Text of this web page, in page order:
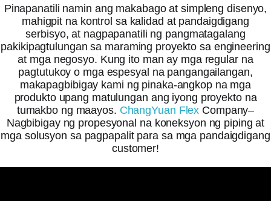
Pinapanatili namin ang makabago at simpleng disenyo,
mahigpit na kontrol sa kalidad at pandaigdigang
serbisyo, at nagpapanatili ng pangmatagalang
pakikipagtulungan sa maraming proyekto sa engineering
at mga negosyo. Kung ito man ay mga regular na
pagtutukoy o mga espesyal na pangangailangan,
makapagbibigay kami ng pinaka-angkop na mga
produkto upang matulungan ang iyong proyekto na
tumakbo ng maayos. ChangYuan Flex Company–
Nagbibigay ng propesyonal na koneksyon ng piping at
mga solusyon sa pagpapalit para sa mga pandaigdigang
customer!